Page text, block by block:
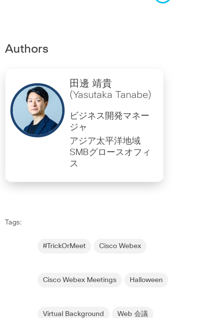
Authors
田邊 靖貴
(Yasutaka Tanabe)
ビジネス開発マネー
ジャ
アジア太平洋地域
SMBグロースオフィ
ス
Tags:
#TrickOrMeet Cisco Webex
Cisco Webex Meetings Halloween
Virtual Background Web 会議